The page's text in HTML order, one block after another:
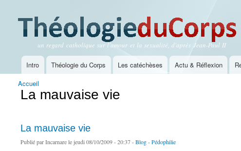
Théologie du Corps
un regard catholique sur l'amour et la sexualité, d'après Jean-Paul II
Menu principal
Intro Théologie du Corps Les catéchèses Actu & Réflexion
Vous êtes ici
Accueil
La mauvaise vie
La mauvaise vie
Publié parIncarnarele jeudi 08/10/2009 - 20:37 -Blog-Pédophilie